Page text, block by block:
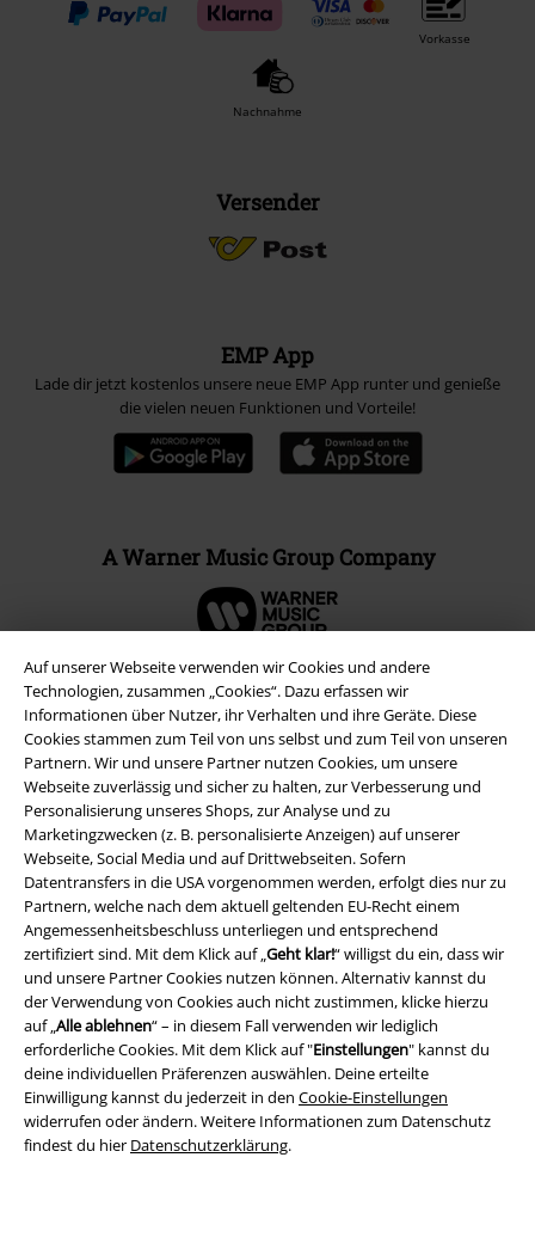
Auf unserer Webseite verwenden wir Cookies und andere
Technologien, zusammen „Cookies“. Dazu erfassen wir
Informationen über Nutzer, ihr Verhalten und ihre Geräte. Diese
Cookies stammen zum Teil von uns selbst und zum Teil von unseren
Partnern. Wir und unsere Partner nutzen Cookies, um unsere
Webseite zuverlässig und sicher zu halten, zur Verbesserung und
Personalisierung unseres Shops, zur Analyse und zu
Marketingzwecken (z. B. personalisierte Anzeigen) auf unserer
Webseite, Social Media und auf Drittwebseiten. Sofern
Datentransfers in die USA vorgenommen werden, erfolgt dies nur zu
Partnern, welche nach dem aktuell geltenden EU-Recht einem
Angemessenheitsbeschluss unterliegen und entsprechend
zertifiziert sind. Mit dem Klick auf „Geht klar!“ willigst du ein, dass wir
und unsere Partner Cookies nutzen können. Alternativ kannst du
der Verwendung von Cookies auch nicht zustimmen, klicke hierzu
auf „Alle ablehnen“ – in diesem Fall verwenden wir lediglich
erforderliche Cookies. Mit dem Klick auf "Einstellungen" kannst du
deine individuellen Präferenzen auswählen. Deine erteilte
Einwilligung kannst du jederzeit in den Cookie-Einstellungen
widerrufen oder ändern. Weitere Informationen zum Datenschutz
findest du hier Datenschutzerklärung.
Vorkasse
Nachnahme
Versender
EMP App
Lade dir jetzt kostenlos unsere neue EMP App runter und genieße
die vielen neuen Funktionen und Vorteile!
A Warner Music Group Company
Rechtliches
AGB
Impressum
Datenschutz
Entsorgung und Umweltschutz